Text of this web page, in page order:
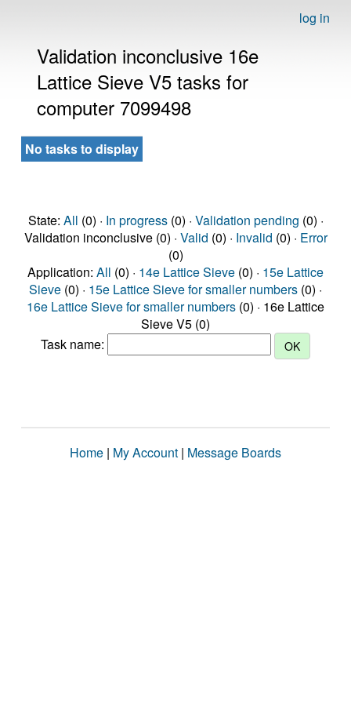
log in
Validation inconclusive 16e
Lattice Sieve V5 tasks for
computer 7099498
No tasks to display
State: All (0) · In progress(0) · Validation pending (0) ·
Validation inconclusive (0) · Valid (0) · Invalid (0) · Error
(0)
Application: All (0) · 14e Lattice Sieve (0) · 15e Lattice
Sieve (0) · 15e Lattice Sieve for smaller numbers (0) ·
16e Lattice Sieve for smaller numbers (0) · 16e Lattice
Sieve V5 (0)
Task name:
Home | My Account | Message Boards